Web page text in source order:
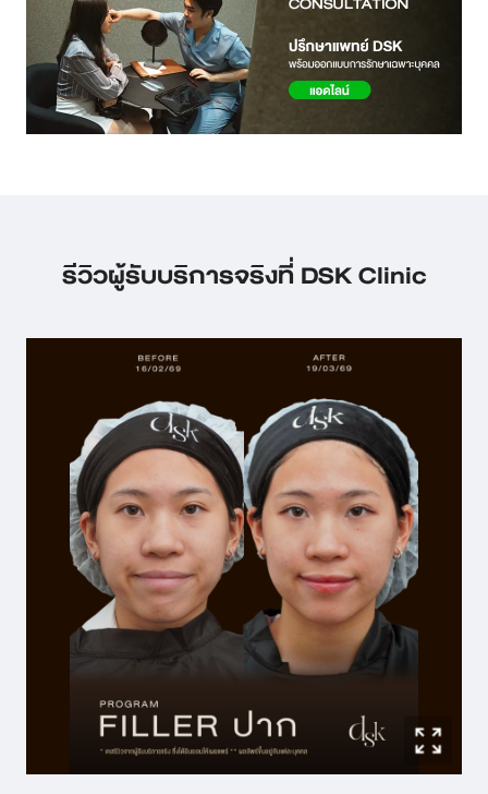
สาขา CDC
สาขา นครปฐม
English
รีวิวผู้รับบริการจริงที่ DSK Clinic